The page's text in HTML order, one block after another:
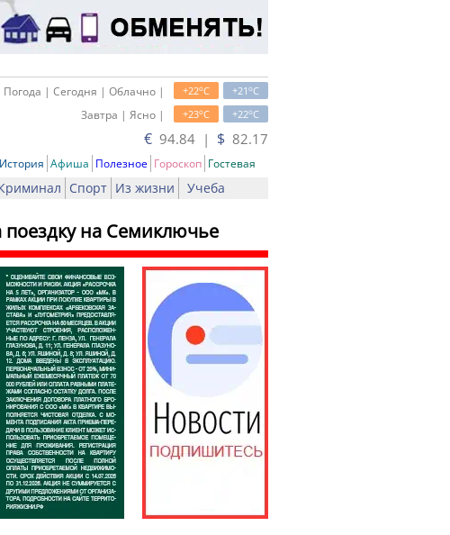
+21oC
+22oC
Погода | Сегодня | Облачно |
+22oC
+23oC
Завтра | Ясно |
€ 94.84 | $ 82.17
История Афиша Полезное Гороскоп Гостевая
Спорт Из жизни Учеба
на Семиключье
Печать